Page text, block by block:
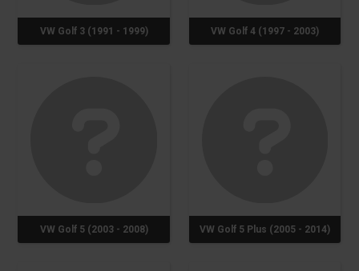
VW Golf 3 (1991 - 1999) VW Golf 4 (1997 - 2003)
VW Golf 5 (2003 - 2008) VW Golf 5 Plus (2005 - 2014)